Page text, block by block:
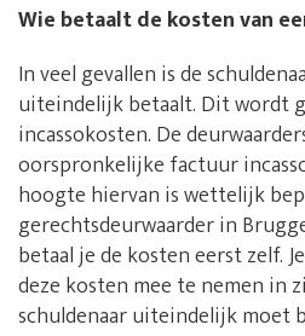
Wie betaalt de kosten van
In veel gevallen is de
uiteindelijk betaalt. Dit wordt
incassokosten. De
oorspronkelijke factuur
hoogte hiervan is wettelijk
gerechtsdeurwaarder in
betaal je de kosten eerst zelf.
deze kosten mee te nemen in
schuldenaar uiteindelijk moet